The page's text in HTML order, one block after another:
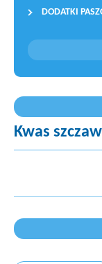
DODATKI
Kwas